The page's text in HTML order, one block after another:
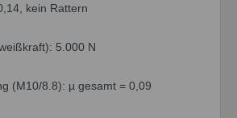
kein Rattern
5.000 N
(M10/8.8): µ gesamt = 0,09